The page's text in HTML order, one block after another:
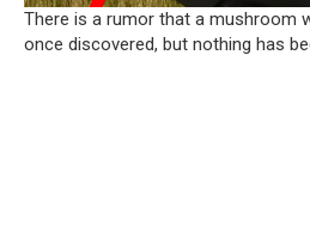
There is a rumor that a mushroom
once discovered, but nothing has